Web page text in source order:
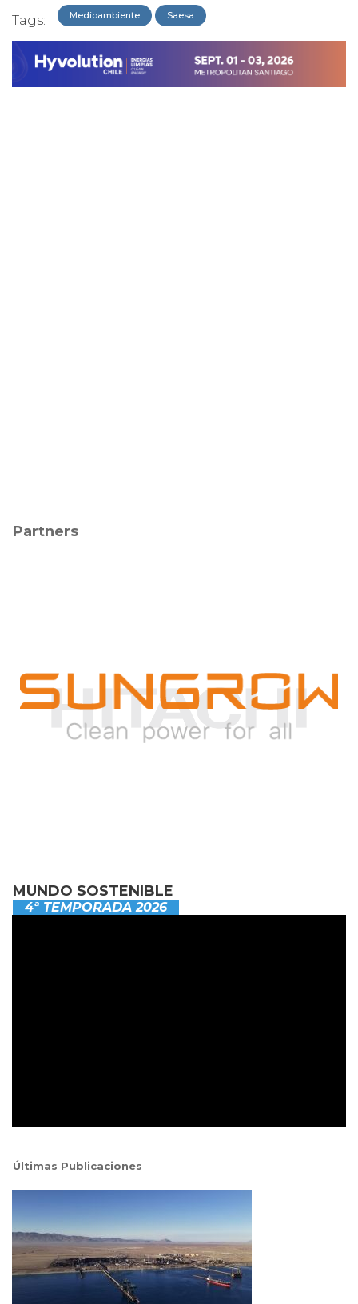
Tags: Medioambiente Saesa
Partners
MUNDO SOSTENIBLE
4ª TEMPORADA 2026
Últimas Publicaciones